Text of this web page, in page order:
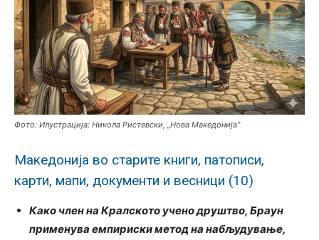
Фото: Илустрација: Никола Ристевски, „Нова Македонија“
Македонија во старите книги, патописи,
карти, мапи, документи и весници (10)
Како член на Кралското учено друштво, Браун
применува емпириски метод на набљудување,